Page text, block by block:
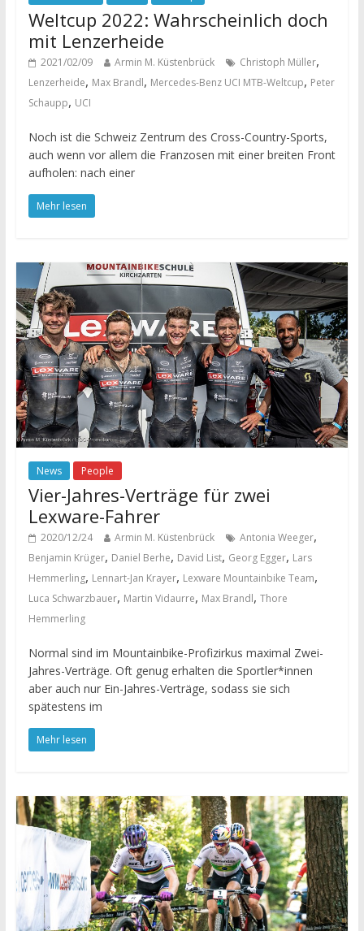
Weltcup 2022: Wahrscheinlich doch
mit Lenzerheide
2021/02/09 Armin M. Küstenbrück Christoph Müller,
Lenzerheide, Max Brandl, Mercedes-Benz UCI MTB-Weltcup, Peter
Schaupp, UCI
Noch ist die Schweiz Zentrum des Cross-Country-Sports,
auch wenn vor allem die Franzosen mit einer breiten Front
aufholen: nach einer
Mehr lesen
News People
Vier-Jahres-Verträge für zwei
Lexware-Fahrer
2020/12/24 Armin M. Küstenbrück Antonia Weeger,
Benjamin Krüger, Daniel Berhe, David List, Georg Egger, Lars
Hemmerling, Lennart-Jan Krayer, Lexware Mountainbike Team,
Luca Schwarzbauer, Martin Vidaurre, Max Brandl, Thore
Hemmerling
Normal sind im Mountainbike-Profizirkus maximal Zwei-
Jahres-Verträge. Oft genug erhalten die Sportler*innen
aber auch nur Ein-Jahres-Verträge, sodass sie sich
spätestens im
Mehr lesen